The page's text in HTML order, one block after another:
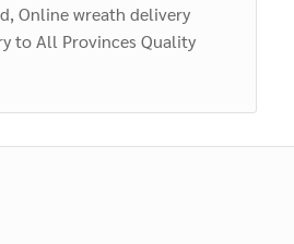
Online wreath delivery
to All Provinces Quality